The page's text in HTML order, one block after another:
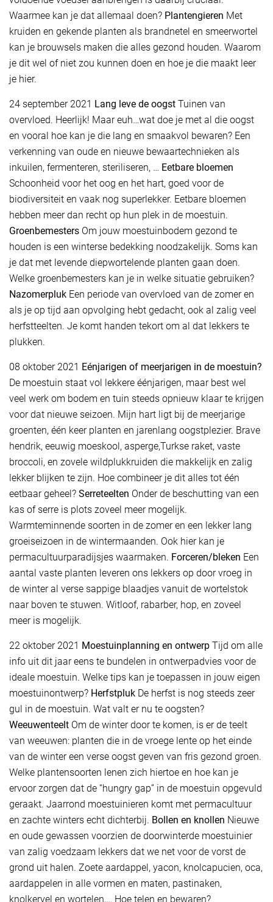
Waarmee kan je dat allemaal doen? Plantengieren Met
kruiden en gekende planten als brandnetel en smeerwortel
kan je brouwsels maken die alles gezond houden. Waarom
je dit wel of niet zou kunnen doen en hoe je die maakt leer
je hier.
24 september 2021 Lang leve de oogst Tuinen van
overvloed. Heerlijk! Maar euh…wat doe je met al die oogst
en vooral hoe kan je die lang en smaakvol bewaren? Een
verkenning van oude en nieuwe bewaartechnieken als
inkuilen, fermenteren, steriliseren, … Eetbare bloemen
Schoonheid voor het oog en het hart, goed voor de
biodiversiteit en vaak nog superlekker. Eetbare bloemen
hebben meer dan recht op hun plek in de moestuin.
Groenbemesters Om jouw moestuinbodem gezond te
houden is een winterse bedekking noodzakelijk. Soms kan
je dat met levende diepwortelende planten gaan doen.
Welke groenbemesters kan je in welke situatie gebruiken?
Nazomerpluk Een periode van overvloed van de zomer en
als je op tijd aan opvolging hebt gedacht, ook al zalig veel
herfstteelten. Je komt handen tekort om al dat lekkers te
plukken.
08 oktober 2021 Eénjarigen of meerjarigen in de moestuin?
De moestuin staat vol lekkere éénjarigen, maar best wel
veel werk om bodem en tuin steeds opnieuw klaar te krijgen
voor dat nieuwe seizoen. Mijn hart ligt bij de meerjarige
groenten, één keer planten en jarenlang oogstplezier. Brave
hendrik, eeuwig moeskool, asperge,Turkse raket, vaste
broccoli, en zovele wildplukkruiden die makkelijk en zalig
lekker blijken te zijn. Hoe combineer je dit alles tot één
eetbaar geheel? Serreteelten Onder de beschutting van een
kas of serre is plots zoveel meer mogelijk.
Warmteminnende soorten in de zomer en een lekker lang
groeiseizoen in de wintermaanden. Ook hier kan je
permacultuurparadijsjes waarmaken. Forceren/bleken Een
aantal vaste planten leveren ons lekkers op door vroeg in
de winter al verse sappige blaadjes vanuit de wortelstok
naar boven te stuwen. Witloof, rabarber, hop, en zoveel
meer is mogelijk.
22 oktober 2021 Moestuinplanning en ontwerp Tijd om alle
info uit dit jaar eens te bundelen in ontwerpadvies voor de
ideale moestuin. Welke tips kan je toepassen in jouw eigen
moestuinontwerp? Herfstpluk De herfst is nog steeds zeer
gul in de moestuin. Wat valt er nu te oogsten?
Weeuwenteelt Om de winter door te komen, is er de teelt
van weeuwen: planten die in de vroege lente op het einde
van de winter een verse oogst geven van fris gezond groen.
Welke plantensoorten lenen zich hiertoe en hoe kan je
ervoor zorgen dat de “hungry gap” in de moestuin opgevuld
geraakt. Jaarrond moestuinieren komt met permacultuur
en zachte winters echt dichterbij. Bollen en knollen Nieuwe
en oude gewassen voorzien de doorwinterde moestuinier
van zalig voedzaam lekkers dat we net voor de vorst de
grond uit halen. Zoete aardappel, yacon, knolcapucien, oca,
aardappelen in alle vormen en maten, pastinaken,
knolkervel en wortelen,… Hoe telen en bewaren?